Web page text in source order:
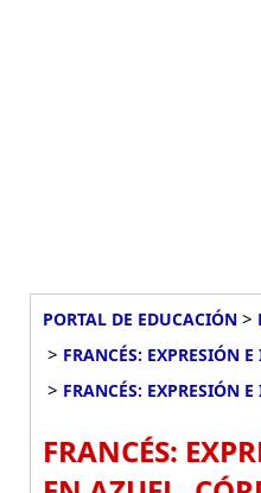
PORTAL DE EDUCACIÓN >
> FRANCÉS: EXPRESIÓN
> FRANCÉS: EXPRESIÓN
FRANCÉS: